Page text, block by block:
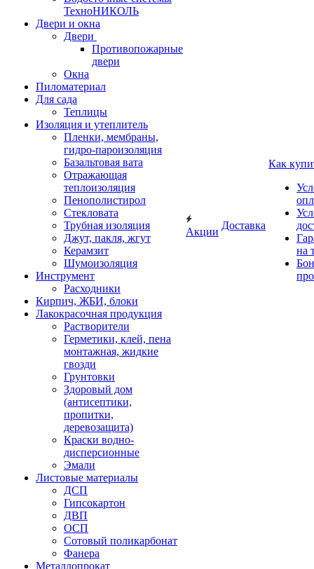
ТехноНИКОЛЬ
Двери и окна
Двери
Противопожарные
двери
Окна
Пиломатериал
Для сада
Теплицы
Изоляция и утеплитель
Пленки, мембраны,
гидро-пароизоляция
Базальтовая вата
Отражающая
теплоизоляция
Пенополистирол
Стекловата
Трубная изоляция
Джут, пакля, жгут
Керамзит
Шумоизоляция
Инструмент
Расходники
Кирпич, ЖБИ, блоки
Лакокрасочная продукция
Растворители
Герметики, клей, пена
монтажная, жидкие
гвозди
Грунтовки
Здоровый дом
(антисептики,
пропитки,
деревозащита)
Краски водно-
дисперсионные
Эмали
Листовые материалы
ДСП
Гипсокартон
ДВП
ОСП
Сотовый поликарбонат
Фанера
Металлопрокат
Акции
Доставка
Как
на